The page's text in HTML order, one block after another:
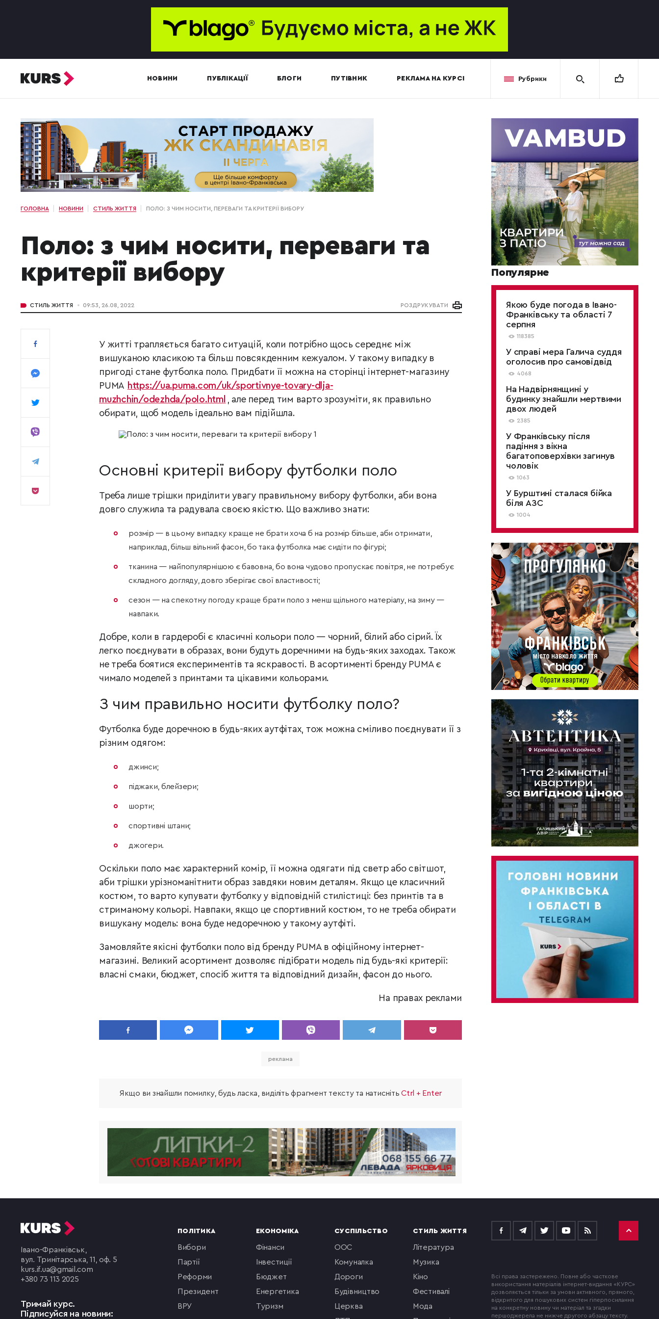
НОВИНИ ПУБЛІКАЦІЇ БЛОГИ ПУТІВНИК РЕКЛАМА НА КУРСІ Рубрики
ГОЛОВНА НОВИНИ СТИЛЬ ЖИТТЯ ПОЛО: З ЧИМ НОСИТИ, ПЕРЕВАГИ ТА КРИТЕРІЇ ВИБОРУ
Поло: з чим носити, переваги та
критерії вибору
СТИЛЬ ЖИТТЯ 09:53, 26.08, 2022 РОЗДРУКУВАТИ
У житті трапляється багато ситуацій, коли потрібно щось середнє між
вишуканою класикою та більш повсякденним кежуалом. У такому випадку в
пригоді стане футболка поло. Придбати її можна на сторінці інтернет-магазину
PUMA https://ua.puma.com/uk/sportivnye-tovary-dlja-
muzhchin/odezhda/polo.html , але перед тим варто зрозуміти, як правильно
обирати, щоб модель ідеально вам підійшла.
Основні критерії вибору футболки поло
Треба лише трішки приділити увагу правильному вибору футболки, аби вона
довго служила та радувала своєю якістю. Що важливо знати:
розмір — в цьому випадку краще не брати хоча б на розмір більше, аби отримати,
наприклад, більш вільний фасон, бо така футболка має сидіти по фігурі;
тканина — найпопулярнішою є бавовна, бо вона чудово пропускає повітря, не потребує
складного догляду, довго зберігає свої властивості;
сезон — на спекотну погоду краще брати поло з менш щільного матеріалу, на зиму —
навпаки.
Добре, коли в гардеробі є класичні кольори поло — чорний, білий або сірий. Їх
легко поєднувати в образах, вони будуть доречними на будь-яких заходах. Також
не треба боятися експериментів та яскравості. В асортименті бренду PUMA є
чимало моделей з принтами та цікавими кольорами.
З чим правильно носити футболку поло?
Футболка буде доречною в будь-яких аутфітах, тож можна сміливо поєднувати її з
різним одягом:
джинси;
піджаки, блейзери;
шорти;
спортивні штани;
джогери.
Оскільки поло має характерний комір, її можна одягати під светр або світшот,
аби трішки урізноманітнити образ завдяки новим деталям. Якщо це класичний
костюм, то варто купувати футболку у відповідній стилістиці: без принтів та в
стриманому кольорі. Навпаки, якщо це спортивний костюм, то не треба обирати
вишукану модель: вона буде недоречною у такому аутфіті.
Замовляйте якісні футболки поло від бренду PUMA в офіційному інтернет-
магазині. Великий асортимент дозволяє підібрати модель під будь-які критерії:
власні смаки, бюджет, спосіб життя та відповідний дизайн, фасон до нього.
На правах реклами
реклама
Якщо ви знайшли помилку, будь ласка, виділіть фрагмент тексту та натиснітьCtrl + Enter
Популярне
Якою буде погода в Івано-
Франківську та області 7
серпня
118385
У справі мера Галича суддя
оголосив про самовідвід
4068
На Надвірнянщині у
будинку знайшли мертвими
двох людей
2385
У Франківську після
падіння з вікна
багатоповерхівки загинув
чоловік
1063
У Бурштині сталася бійка
біля АЗС
1004
Івано-Франківськ,
вул. Тринітарська, 11, оф. 5
kurs.if.ua@gmail.com
+380 73 113 2025
Тримай курс.
Підписуйся на новини:
ПОЛІТИКА
вибори
партії
реформи
президент
ВРУ
ЕКОНОМІКА
фінанси
інвестиції
бюджет
енергетика
туризм
СУСПІЛЬСТВО
ООС
комуналка
Дороги
будівництво
церква
СТИЛЬ ЖИТТЯ
література
музика
кіно
фестивалі
мода
Всі права застережено. Повне або часткове
використання матеріалів інтернет-видання «КУРС»
дозволяється тільки за умови активного, прямого,
відкритого для пошукових систем гіперпосилання
на конкретну новину чи матеріал та згадки
першоджерела не нижче другого абзацу тексту.